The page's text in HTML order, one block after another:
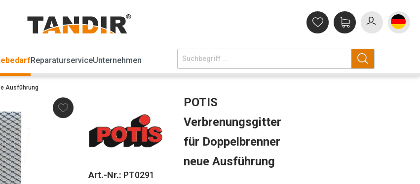
ReparaturserviceUnternehmen
Ausführung
POTIS
Verbrenungsgitter
für Doppelbrenner
neue Ausführung
Art.-Nr.: PT0291